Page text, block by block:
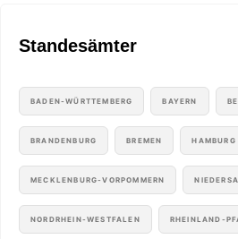
Standesämter
BADEN-WÜRTTEMBERG BAYERN
BRANDENBURG BREMEN HAMBURG
MECKLENBURG-VORPOMMERN
NORDRHEIN-WESTFALEN RHEINLAND-